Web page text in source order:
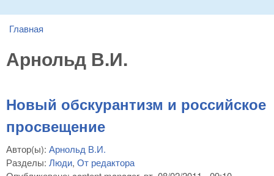
You are here
Главная
Арнольд В.И.
Новый обскурантизм и российское
просвещение
Автор(ы): Арнольд В.И.
Разделы: Люди, От редактора